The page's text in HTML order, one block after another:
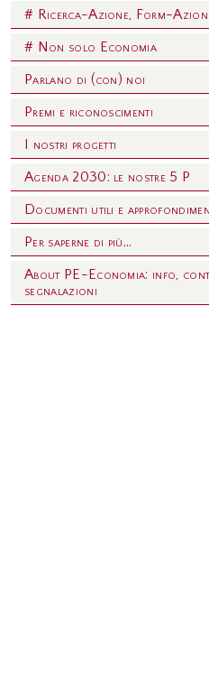
# Ricerca-Azione, Form-
# Non solo Economia
Parlano di (con) noi
Premi e riconoscimenti
I nostri progetti
Agenda 2030: le nostre 5 P
Documenti utili e
Per saperne di più...
About PE-Economia: info,
segnalazioni